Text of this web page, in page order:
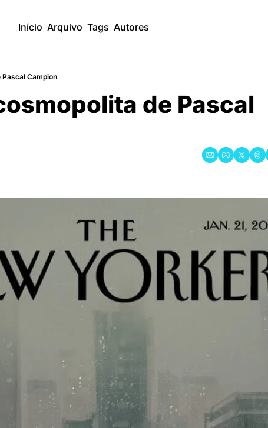
Início Arquivo Tags Autores
Campion
de Pascal